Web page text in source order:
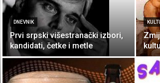
DNEVNIK
Prvi srpski višestranački izbori,
kandidati, četke i metle